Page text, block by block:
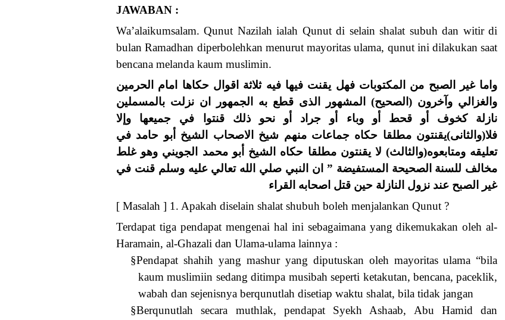
JAWABAN :
Wa’alaikumsalam. Qunut Nazilah ialah Qunut di selain shalat subuh dan witir di
bulan Ramadhan diperbolehkan menurut mayoritas ulama, qunut ini dilakukan saat
bencana melanda kaum muslimin.
واما غير الصبح من المكتوبات فهل يقنت فيها فيه ثلاثة اقوال حكاها امام الحرمين
والغزالي وآخرون (الصحيح) المشهور الذى قطع به الجمهور ان نزلت بالمسملين
نازلة كخوف أو قحط أو وباء أو جراد أو نحو ذلك قنتوا في جميعها وإلا
فلا(والثانى)يقنتون مطلقا حكاه جماعات منهم شيخ الاصحاب الشيخ أبو حامد في
تعليقه ومتابعوه(والثالث) لا يقنتون مطلقا حكاه الشيخ أبو محمد الجويني وهو غلط
مخالف للسنة الصحيحة المستفيضة ” ان النبي صلي الله تعالي عليه وسلم قنت في
غير الصبح عند نزول النازلة حين قتل اصحابه القراء
[ Masalah ] 1. Apakah diselain shalat shubuh boleh menjalankan Qunut ?
Terdapat tiga pendapat mengenai hal ini sebagaimana yang dikemukakan oleh al-
Haramain, al-Ghazali dan Ulama-ulama lainnya :
§Pendapat shahih yang mashur yang diputuskan oleh mayoritas ulama “bila
kaum muslimiin sedang ditimpa musibah seperti ketakutan, bencana, paceklik,
wabah dan sejenisnya berqunutlah disetiap waktu shalat, bila tidak jangan
§Berqunutlah secara muthlak, pendapat Syekh Ashaab, Abu Hamid dan